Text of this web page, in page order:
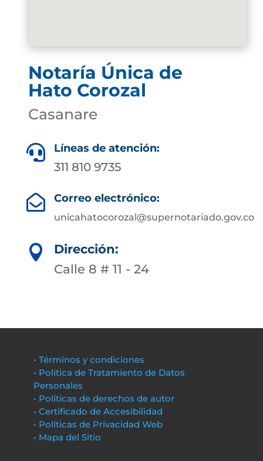
Notaría Única de
Hato Corozal
Casanare
 Líneas de atención:
311 810 9735
 Correo electrónico:
unicahatocorozal@supernotariado.gov.co

Dirección:
Calle 8 # 11 - 24
• Términos y condiciones
• Política de Tratamiento de Datos
Personales
• Políticas de derechos de autor
• Certificado de Accesibilidad
• Políticas de Privacidad Web
• Mapa del Sitio